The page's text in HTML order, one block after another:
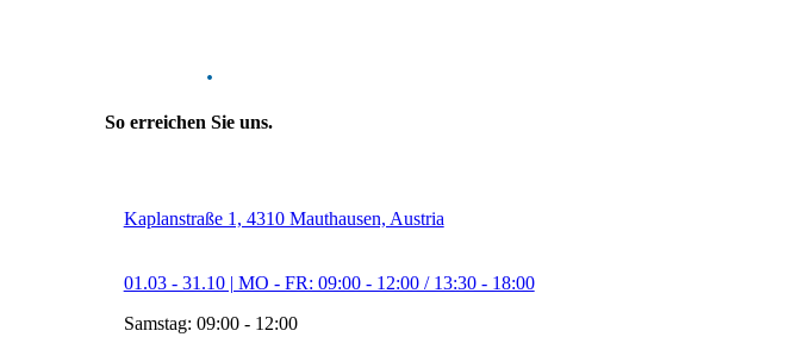
.
So erreichen Sie uns.
Kaplanstraße 1, 4310 Mauthausen, Austria
01.03 - 31.10 | MO - FR: 09:00 - 12:00 / 13:30 - 18:00
Samstag: 09:00 - 12:00